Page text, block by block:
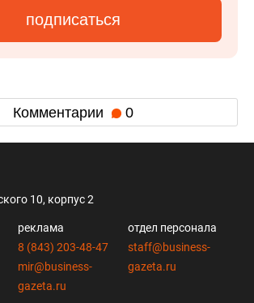
подписаться
Комментарии 0
10, корпус 2
реклама
8 (843) 203-48-47
mir@business-
gazeta.ru
отдел персонала
staff@business-
gazeta.ru